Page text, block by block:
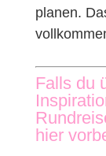
planen.
Falls du
hier